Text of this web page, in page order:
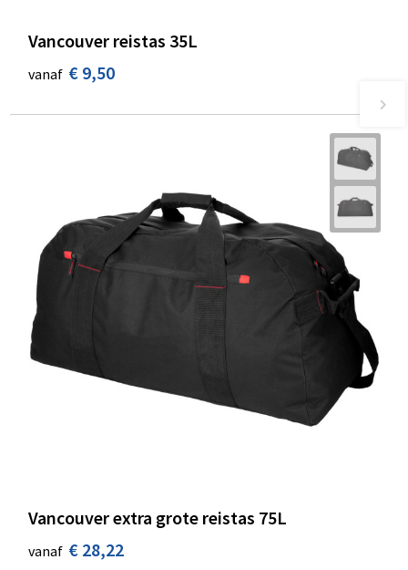
Vancouver reistas 35L
vanaf € 9,50
Vancouver extra grote reistas 75L
vanaf € 28,22